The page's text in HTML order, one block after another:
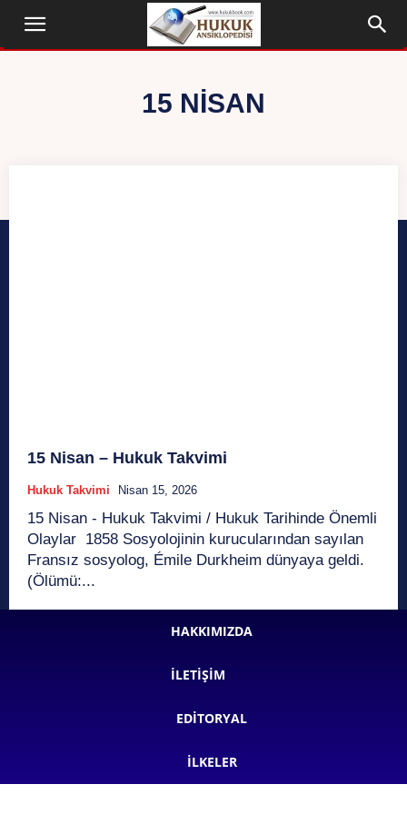
15 NISAN
15 Nisan – Hukuk Takvimi
Hukuk Takvimi Nisan 15, 2026
15 Nisan - Hukuk Takvimi / Hukuk Tarihinde Önemli
Olaylar 1858 Sosyolojinin kurucularından sayılan
Fransız sosyolog, Émile Durkheim dünyaya geldi.
(Ölümü:...
HAKKIMIZDA
İLETIŞIM
EDITORYAL
İLKELER